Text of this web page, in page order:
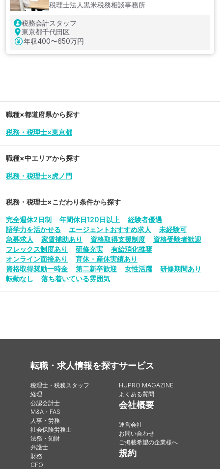
税理士法人黒米税務相談事務所
税務会計スタッフ
東京都千代田区
年収400〜650万円
職種×都道府県から探す
税務・税理士×東京都
職種×中エリアから探す
税務・税理士×虎ノ門
税務・税理士×こだわり条件から探す
完全週休2日制 年間休日120日以上
経験者優遇
語学力を活かせる
エージェントおすすめ求人
未経験可
急募求人
家賃補助あり 資格取得支援制度
資格受験者歓迎
フレックス制度あり
研修充実
有給消化推奨
オンライン面接あり
育休・産休実績あり
資格取得奨励一時金
第二新卒歓迎 女性活躍
研修期間あり
転勤なし
落ち着いている雰囲気
転職・求人情報を探す
税理士・税務スタッフ
経理
公認会計士
M&A・FAS
人事・労務
社会保険労務士
法務・知財
弁護士
財務
CFO
サービス
HUPRO MAGAZINE
よくある質問
会社概要
運営会社
お問い合わせ
ご掲載希望の企業様へ
規約